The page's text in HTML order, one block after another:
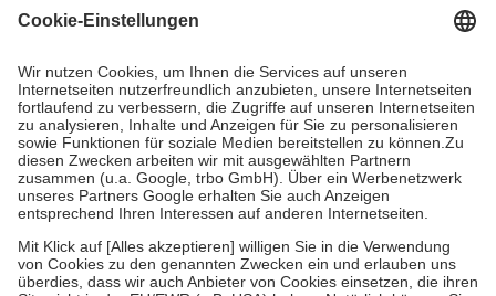
Grundsätzlich leisten Mitglieder Zuzahlungen in Höhe von zehn
höchstens zehn Euro.
Es sind jedoch nie mehr als die tatsächlichen
Kosten der Leistung zu entrichten.
Diese Regeln gelten grundsätzlich auch für Online-Apotheken.
Bei Heilmitteln und häuslicher Krankenpflege beträgt die
Zuzahlung zehn Prozent der Kosten sowie zehn Euro je
Verordnung.
Um das Engagement der Versicherten für ihre eigene Gesundheit zu
stärken und die besondere Stellung der Familie zu unterstützen,
fallenkeine Zuzahlungenan bei:
• Kindern und Jugendlichen bis zum vollendeten 18. Lebensjahr